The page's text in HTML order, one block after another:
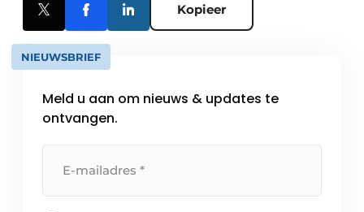
Kopieer
NIEUWSBRIEF
Meld u aan om nieuws & updates te
ontvangen.